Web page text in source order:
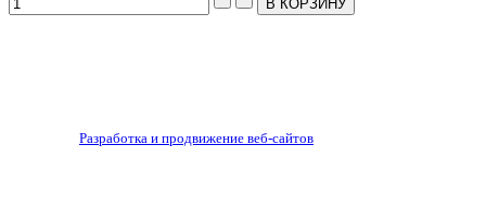
Разработка и продвижение веб-сайтов